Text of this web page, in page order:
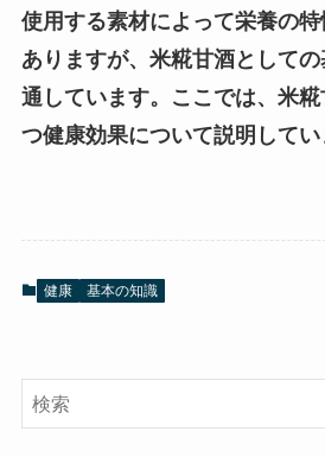
使用する素材によって栄養の
ありますが、米糀甘酒として
通しています。ここでは、米
つ健康効果について説明してい
健康 基本の知識